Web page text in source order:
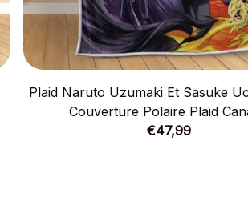
Plaid Naruto Uzumaki Et Sasuke
Couverture Polaire Plaid
€47,99